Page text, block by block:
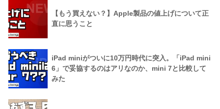
【もう買えない？】Apple製品の値上げについて正
直に思うこと
iPad miniがついに10万円時代に突入。「iPad mini
6」で妥協するのはアリなのか、mini 7と比較して
みた